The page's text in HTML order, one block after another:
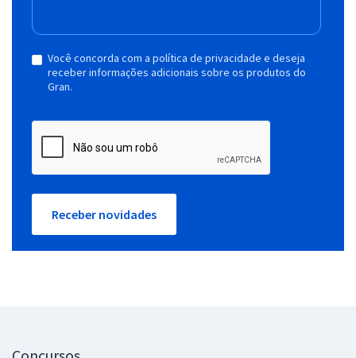
Você concorda com a política de privacidade e deseja
receber informações adicionais sobre os produtos do
Gran.
Receber novidades